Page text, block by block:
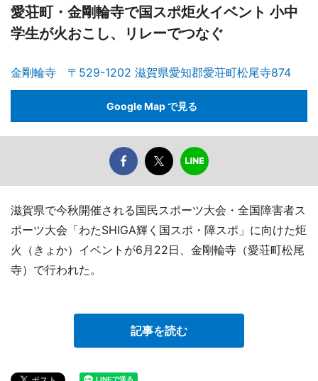
愛荘町・金剛輪寺で国スポ炬火イベント 小中
学生が火おこし、リレーでつなぐ
金剛輪寺 〒529-1202 滋賀県愛知郡愛荘町松尾寺874
Google Map で見る
滋賀県で今秋開催される国民スポーツ大会・全国障害者ス
ポーツ大会「わたSHIGA輝く国スポ・障スポ」に向けた炬
火（きょか）イベントが6月22日、金剛輪寺（愛荘町松尾
寺）で行われた。
記事を読む